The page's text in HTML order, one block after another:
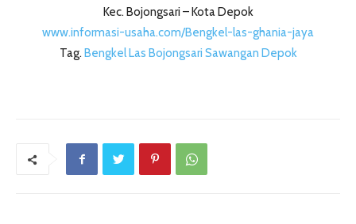
Kec. Bojongsari – Kota Depok
www.informasi-usaha.com/Bengkel-las-ghania-jaya
Tag. Bengkel Las Bojongsari Sawangan Depok